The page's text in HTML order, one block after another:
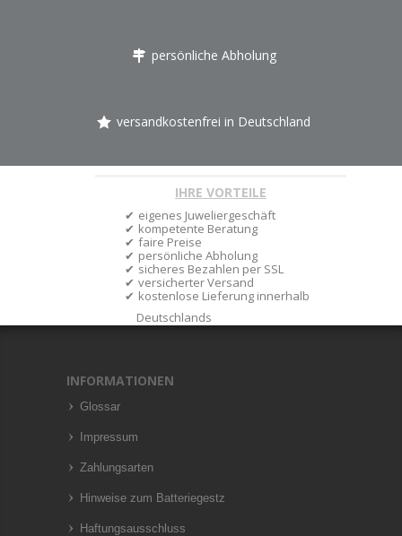
persönliche Abholung
versandkostenfrei in Deutschland
IHRE VORTEILE
eigenes Juweliergeschäft
kompetente Beratung
faire Preise
persönliche Abholung
sicheres Bezahlen per SSL
versicherter Versand
kostenlose Lieferung innerhalb
Deutschlands
INFORMATIONEN
Glossar
Impressum
Zahlungsarten
Hinweise zum Batteriegestz
Haftungsausschluss